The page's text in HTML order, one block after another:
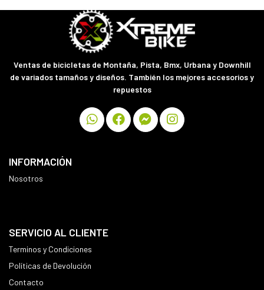
Ventas de bicicletas de Montaña, Pista, Bmx, Urbana y Downhill
de variados tamaños y diseños. También los mejores accesorios y
repuestos
INFORMACIÓN
Nosotros
SERVICIO AL CLIENTE
Terminos y Condiciones
Políticas de Devolución
Contacto